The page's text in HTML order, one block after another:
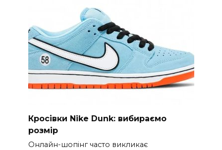
Кросівки Nike Dunk: вибираємо
розмір
Онлайн-шопінг часто викликає